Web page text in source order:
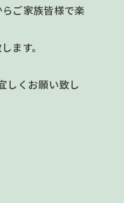
ご家族皆様で楽
ます。
しくお願い致し